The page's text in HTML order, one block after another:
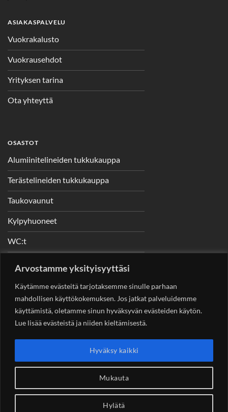
Arvostamme yksityisyyttäsi
Käytämme evästeitä tarjotaksemme sinulle parhaan
mahdollisen käyttökokemuksen. Jos jatkat palveluidemme
käyttämistä, oletamme sinun hyväksyvän evästeiden käytön.
Lue lisää evästeistä ja niiden kieltämisestä.
Mukauta
Hylätä
Hyväksy kaikki
ASIAKASPALVELU
Vuokrakalusto
Vuokrausehdot
Yrityksen tarina
Ota yhteyttä
OSASTOT
Alumiinitelineiden tukkukauppa
Terästelineiden tukkukauppa
Taukovaunut
Kylpyhuoneet
WC:t
YHTEYSTIEDOT
Helsingin Rakennuskonevuokraus OySotungintie 449,
00890 Helsinki 0400 99 53 63
asiakaspalvelu@rakennuskonevuokraus.fi